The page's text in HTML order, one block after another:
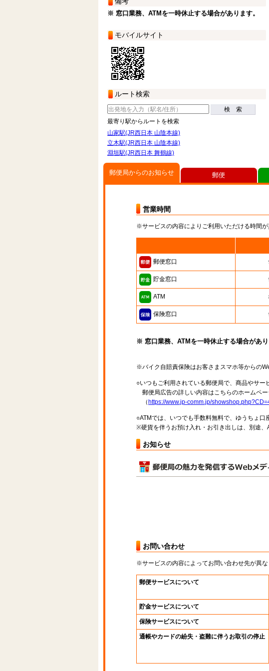
※ 窓口業務、ATMを一時休止する場合があります。
モバイルサイト
ルート検索
検 索
最寄り駅からルートを検索
山家駅(JR西日本 山陰本線)
立木駅(JR西日本 山陰本線)
淵垣駅(JR西日本 舞鶴線)
郵便局からのお知らせ
営業時間
※サービスの内容によりご利用いただける時間
郵便窓口
貯金窓口
ATM
保険窓口
※ 窓口業務、ATMを一時休止する場合があり
※バイク自賠責保険はお客さまスマホ等からの
○いつもご利用されている郵便局で、商品やサー
郵便局広告の詳しい内容はこちらのホームペー
（ https://www.jp-comm.jp/
○ATMでは、いつでも手数料無料で、ゆうちょ口
※硬貨を伴うお預け入れ・お引き出しは、別途、
お知らせ
お問い合わせ
※サービスの内容によってお問い合わせ先が異
郵便サービスについて
貯金サービスについて
保険サービスについて
通帳やカードの紛失・盗難に伴うお取引の停止
郵便